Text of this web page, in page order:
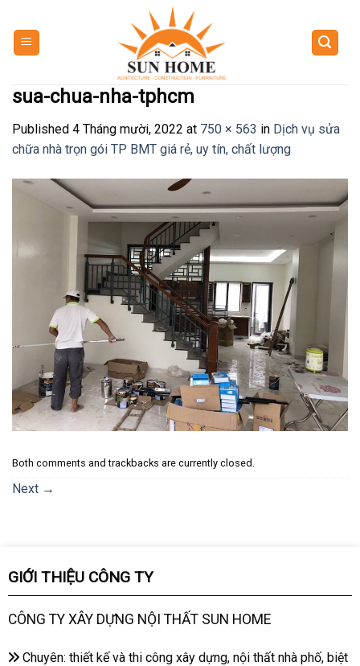
content
sua-chua-nha-tphcm
Published 4 Tháng mười, 2022 at 750 × 563 in Dịch vụ sửa
chữa nhà trọn gói TP BMT giá rẻ, uy tín, chất lượng
Both comments and trackbacks are currently closed.
Next →
GIỚI THIỆU CÔNG TY
CÔNG TY XÂY DỰNG NỘI THẤT SUN HOME
Chuyên: thiết kế và thi công xây dựng, nội thất nhà phố, biệt